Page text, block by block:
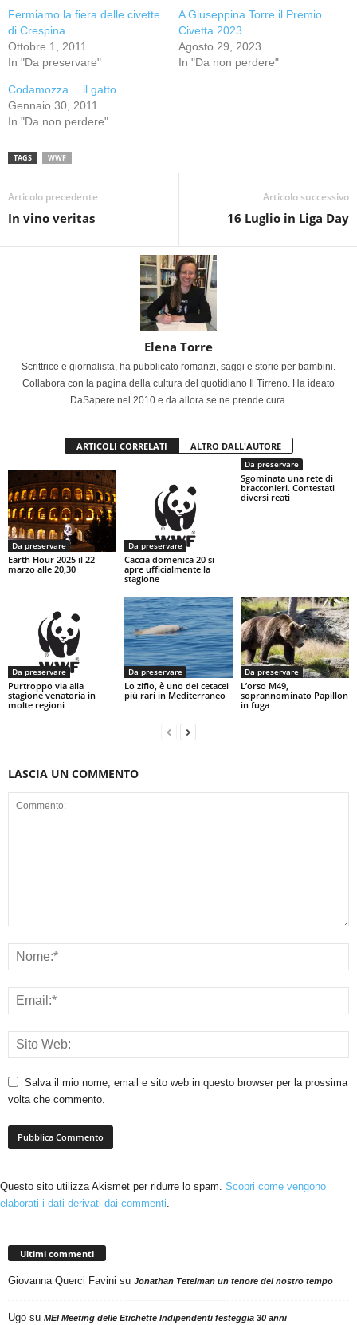
Fermiamo la fiera delle civette
di Crespina
Ottobre 1, 2011
In "Da preservare"
A Giuseppina Torre il Premio
Civetta 2023
Agosto 29, 2023
In "Da non perdere"
Codamozza… il gatto
Gennaio 30, 2011
In "Da non perdere"
TAGS WWF
Articolo precedente
In vino veritas
Articolo successivo
16 Luglio in Liga Day
Elena Torre
Scrittrice e giornalista, ha pubblicato romanzi, saggi e storie per bambini.
Collabora con la pagina della cultura del quotidiano Il Tirreno. Ha ideato
DaSapere nel 2010 e da allora se ne prende cura.
ARTICOLI CORRELATI ALTRO DALL'AUTORE
Da preservare
Earth Hour 2025 il 22
marzo alle 20,30
Da preservare
Caccia domenica 20 si
apre ufficialmente la
stagione
Da preservare
Sgominata una rete di
bracconieri. Contestati
diversi reati
Da preservare
Purtroppo via alla
stagione venatoria in
molte regioni
Da preservare
Lo zifio, è uno dei cetacei
più rari in Mediterraneo
Da preservare
L’orso M49,
soprannominato Papillon
in fuga
LASCIA UN COMMENTO
Salva il mio nome, email e sito web in questo browser per la prossima
volta che commento.
Questo sito utilizza Akismet per ridurre lo spam. Scopri come vengono
elaborati i dati derivati dai commenti.
Ultimi commenti
Giovanna Querci Favini su Jonathan Tetelman un tenore del nostro tempo
Ugo su MEI Meeting delle Etichette Indipendenti festeggia 30 anni